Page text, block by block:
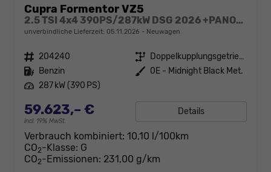
Cupra Formentor VZ5
2.5 TSI 4x4 390PS/287kW DSG 2026 +PANO+3 Jahre Garantie+360+MATRIX
unverbindliche Lieferzeit: 05.11.2026 Neuwagen
Fahrzeugnr. 204240 Getriebe
Doppelkupplungsgetriebe (DSG)
Kraftstoff Benzin Außenfarbe 0E - Midnight Black Met.
Leistung 287 kW (390 PS)
59.623,– €
incl. 19% MwSt.
Details
Verbrauch kombiniert: 10,10 l/100km
CO2-Klasse: G
CO2-Emissionen: 231,00 g/km